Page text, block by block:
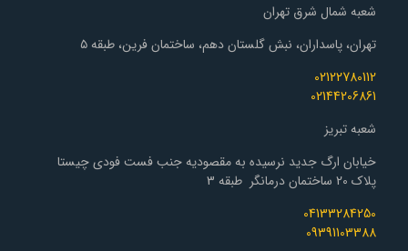
شعبه شمال شرق تهران
تهران، پاسداران، نبش گلستان دهم، ساختمان فرین، طبقه ۵
02122780112
02144206861
شعبه تبریز
خیابان ارگ جدید نرسیده به مقصودیه جنب فست فودی چیستا
پلاک 20 ساختمان درمانگر طبقه 3
04133284250
09391103388